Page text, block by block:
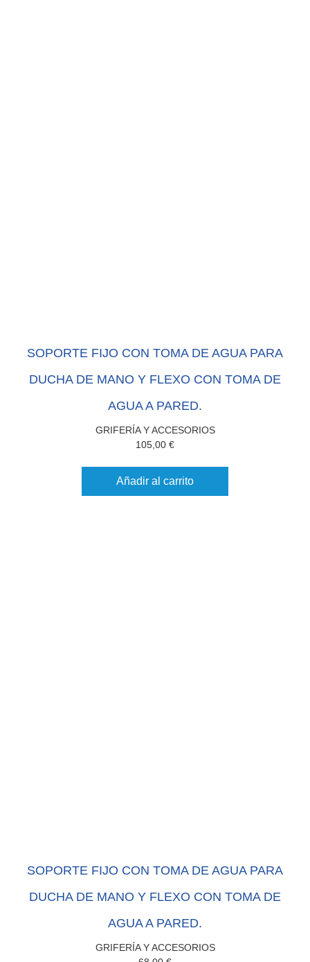
SOPORTE FIJO CON TOMA DE AGUA PARA
DUCHA DE MANO Y FLEXO CON TOMA DE
AGUA A PARED.
GRIFERÍA Y ACCESORIOS
105,00 €
Añadir al carrito
SOPORTE FIJO CON TOMA DE AGUA PARA
DUCHA DE MANO Y FLEXO CON TOMA DE
AGUA A PARED.
GRIFERÍA Y ACCESORIOS